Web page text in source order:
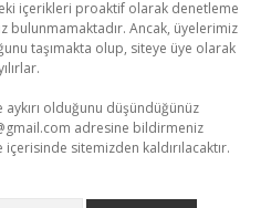
içerikleri proaktif olarak denetleme
bulunmamaktadır. Ancak, üyelerimiz
taşımakta olup, siteye üye olarak
olduğunu düşündüğünüz
adresine bildirmeniz
sitemizden kaldırılacaktır.